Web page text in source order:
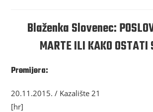
Blaženka Slovenec:
MARTE ILI KAKO OSTATI
Premijera:
20.11.2015. / Kazalište 21
[hr]